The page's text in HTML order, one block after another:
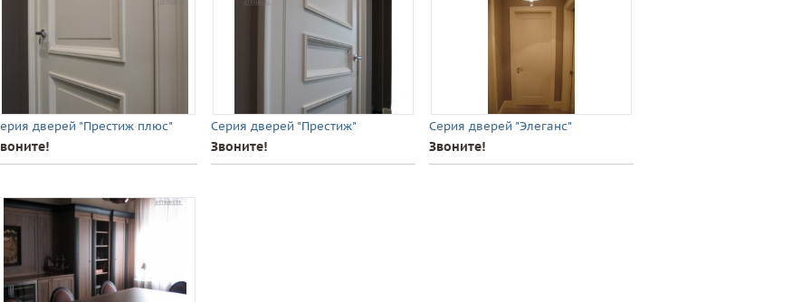
дверей "Престиж плюс" Серия дверей "Престиж"
Звоните!
Серия дверей "Элеганс"
Звоните!